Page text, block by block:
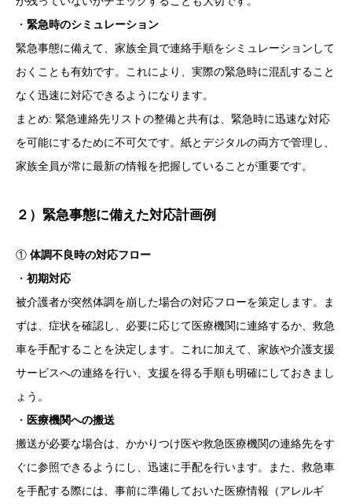
・ 緊急時のシミュレーション
緊急事態に備えて、家族全員で連絡手順をシミュレーションして
おくことも有効です。これにより、実際の緊急時に混乱すること
なく迅速に対応できるようになります。
まとめ: 緊急連絡先リストの整備と共有は、緊急時に迅速な対応
を可能にするために不可欠です。紙とデジタルの両方で管理し、
家族全員が常に最新の情報を把握していることが重要です。
２）緊急事態に備えた対応計画例
① 体調不良時の対応フロー
・ 初期対応
被介護者が突然体調を崩した場合の対応フローを策定します。ま
ずは、症状を確認し、必要に応じて医療機関に連絡するか、救急
車を手配することを決定します。これに加えて、家族や介護支援
サービスへの連絡を行い、支援を得る手順も明確にしておきまし
ょう。
・ 医療機関への搬送
搬送が必要な場合は、かかりつけ医や救急医療機関の連絡先をす
ぐに参照できるようにし、迅速に手配を行います。また、救急車
を手配する際には、事前に準備しておいた医療情報（アレルギ